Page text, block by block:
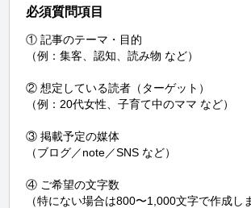
必須質問項目
① 記事のテーマ・目的
（例：集客、認知、読み物 など）
② 想定している読者（ターゲット）
（例：20代女性、子育て中のママ など）
③ 掲載予定の媒体
（ブログ／note／SNS など）
④ ご希望の文字数
（特にない場合は800〜1,000文字で作成し